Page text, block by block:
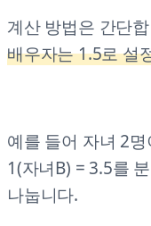
계산 방법은 간단
배우자는 1.5로 설
예를 들어 자녀 2
1(자녀B) = 3.5를
나눕니다.